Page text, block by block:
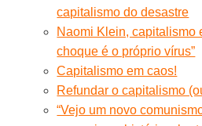
capitalismo do desastre
Naomi Klein, capitalismo
choque é o próprio vírus”
Capitalismo em caos!
Refundar o capitalismo
“Vejo um novo